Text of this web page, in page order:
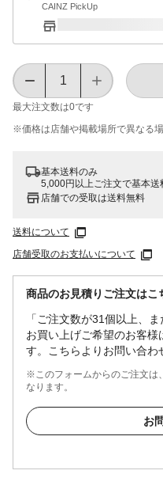
CAINZ PickUp
最大注文数は0です
※価格は​店舗や​掲載場所で​異なる​場
基本送料のみ
5,000円以上ご注文で基本送
店舗での受取は送料無料
送料について
店舗受取のお支払いについて
商品のお見積りご注文はこ
「ご注文数が31個以上、
お買い上げご希望のお客様
す。こちらよりお問い合わ
※このフォームからのご注文は
なります。
お